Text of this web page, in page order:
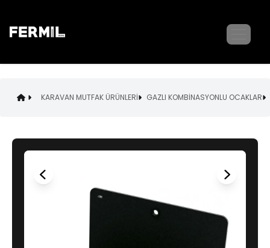
KARAVAN MUTFAK ÜRÜNLERİ GAZLI KOMBİNASYONLU OCAKLAR